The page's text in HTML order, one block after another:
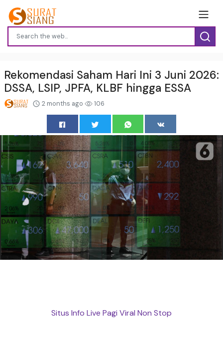
Rekomendasi Saham Hari Ini 3 Juni 2026:
DSSA, LSIP, JPFA, KLBF hingga ESSA
2 months ago 106
Situs Info Live Pagi Viral Non Stop